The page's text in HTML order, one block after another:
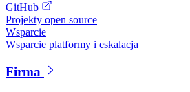
GitHub
Projekty open source
Wsparcie
Wsparcie platformy i eskalacja
Firma